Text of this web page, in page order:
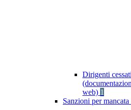
Dirigenti
web) 1
Sanzioni per